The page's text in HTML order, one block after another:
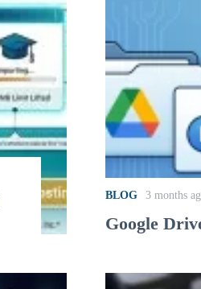
BLOG 3 months
Google